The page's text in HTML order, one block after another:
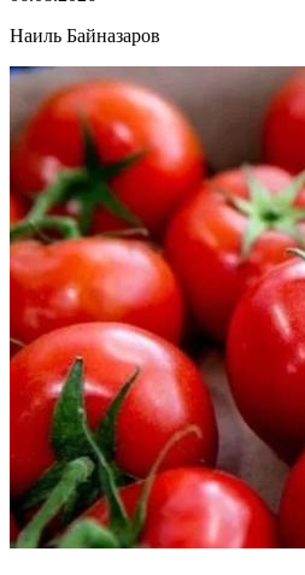
Наиль Байназаров